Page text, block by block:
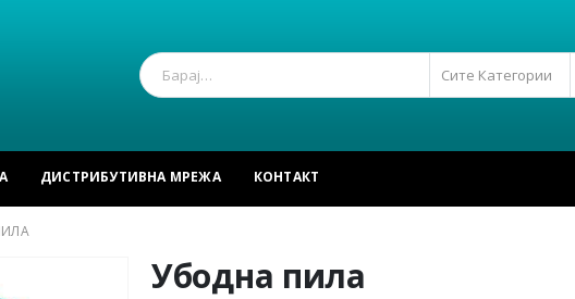
Сите Категории
ДИСТРИБУТИВНА МРЕЖА КОНТАКТ
Убодна пила